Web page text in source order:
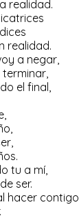
realidad.
realidad.
a negar,
el final,
tu a mí,
ser.
hacer contigo